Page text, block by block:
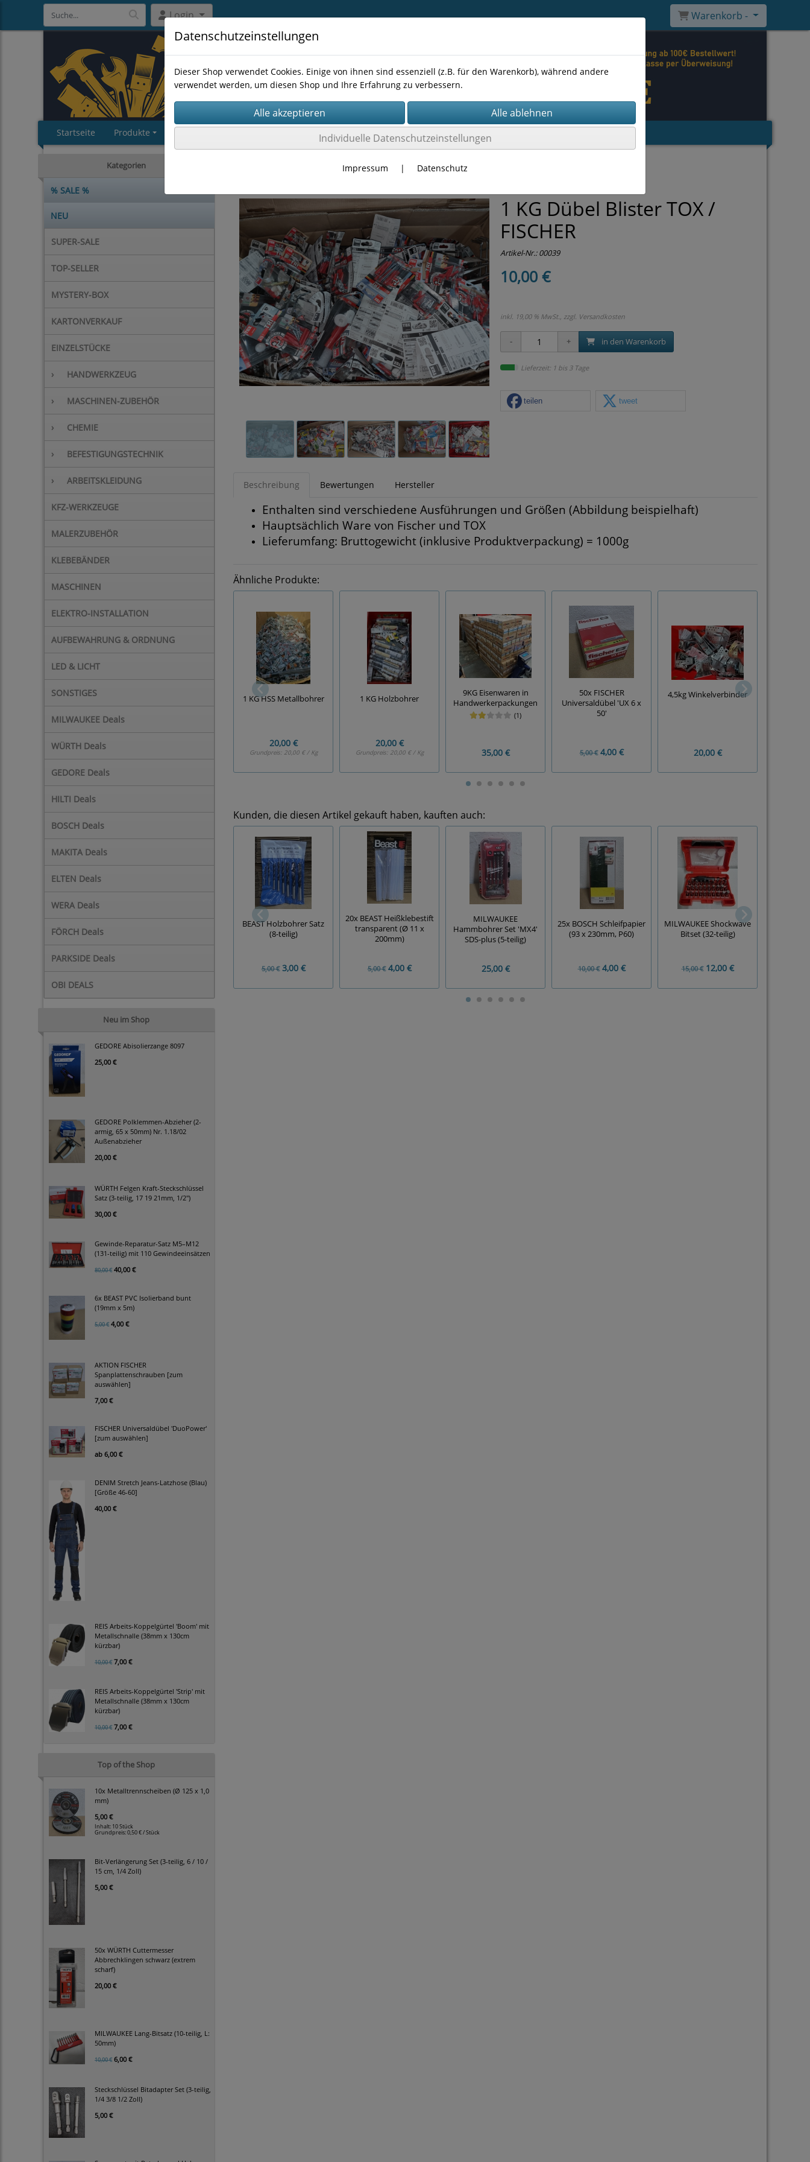
Login Warenkorb -
Startseite Produkte
Kategorien
% SALE %
NEU
SUPER-SALE
TOP-SELLER
MYSTERY-BOX
KARTONVERKAUF
EINZELSTÜCKE
› HANDWERKZEUG
› MASCHINEN-ZUBEHÖR
› CHEMIE
› BEFESTIGUNGSTECHNIK
› ARBEITSKLEIDUNG
KFZ-WERKZEUGE
MALERZUBEHÖR
KLEBEBÄNDER
MASCHINEN
ELEKTRO-INSTALLATION
AUFBEWAHRUNG & ORDNUNG
LED & LICHT
SONSTIGES
MILWAUKEE Deals
WÜRTH Deals
GEDORE Deals
HILTI Deals
BOSCH Deals
MAKITA Deals
ELTEN Deals
WERA Deals
FÖRCH Deals
PARKSIDE Deals
OBI DEALS
Neu im Shop
GEDORE Abisolierzange 8097
25,00 €
GEDORE Polklemmen-Abzieher (2-
armig, 65 x 50mm) Nr. 1.18/02
Außenabzieher
20,00 €
WÜRTH Felgen Kraft-Steckschlüssel
Satz (3-teilig, 17 19 21mm, 1/2")
30,00 €
Gewinde-Reparatur-Satz M5–M12
(131-teilig) mit 110 Gewindeeinsätzen
80,00 € 40,00 €
6x BEAST PVC Isolierband bunt
(19mm x 5m)
5,00 € 4,00 €
AKTION FISCHER
Spanplattenschrauben [zum
auswählen]
7,00 €
FISCHER Universaldübel 'DuoPower'
[zum auswählen]
ab 6,00 €
DENIM Stretch Jeans-Latzhose (Blau)
[Größe 46-60]
40,00 €
REIS Arbeits-Koppelgürtel 'Boom' mit
Metallschnalle (38mm x 130cm
kürzbar)
10,00 € 7,00 €
REIS Arbeits-Koppelgürtel 'Strip' mit
Metallschnalle (38mm x 130cm
kürzbar)
10,00 € 7,00 €
Top of the Shop
10x Metalltrennscheiben (Ø 125 x 1,0
mm)
5,00 €
Inhalt: 10 Stück
Grundpreis:0,50 € / Stück
Bit-Verlängerung Set (3-teilig, 6 / 10 /
15 cm, 1/4 Zoll)
5,00 €
50x WÜRTH Cuttermesser
Abbrechklingen schwarz (extrem
scharf)
20,00 €
MILWAUKEE Lang-Bitsatz (10-teilig, L:
50mm)
10,00 € 6,00 €
Steckschlüssel Bitadapter Set (3-teilig,
1/4 3/8 1/2 Zoll)
5,00 €
1 KG Dübel Blister TOX /
FISCHER
Artikel-Nr.:00039
10,00 €
inkl. 19,00 % MwSt., zzgl. Versandkosten
in den Warenkorb
Lieferzeit: 1 bis 3 Tage
teilen tweet
Beschreibung Bewertungen Hersteller
Enthalten sind verschiedene Ausführungen und Größen (Abbildung beispielhaft)
Hauptsächlich Ware von Fischer und TOX
Lieferumfang: Bruttogewicht (inklusive Produktverpackung) = 1000g
Ähnliche Produkte:
1 KG HSS Metallbohrer
20,00 €
Grundpreis: 20,00 € / Kg
1 KG Holzbohrer
20,00 €
Grundpreis: 20,00 € / Kg
9KG Eisenwaren in
Handwerkerpackungen
(1)
35,00 €
50x FISCHER
Universaldübel 'UX 6 x
50'
5,00 €4,00 €
4,5kg Winkelverbinder
20,00 €
Kunden, die diesen Artikel gekauft haben, kauften auch:
BEAST Holzbohrer Satz
(8-teilig)
5,00 €3,00 €
20x BEAST Heißklebestift
transparent (Ø 11 x
200mm)
5,00 €4,00 €
MILWAUKEE
Hammbohrer Set 'MX4'
SDS-plus (5-teilig)
25,00 €
25x BOSCH Schleifpapier
(93 x 230mm, P60)
10,00 €4,00 €
MILWAUKEE Shockwave
Bitset (32-teilig)
15,00 €12,00 €
Datenschutzeinstellungen
Dieser Shop verwendet Cookies. Einige von ihnen sind essenziell (z.B. für den Warenkorb), während andere
verwendet werden, um diesen Shop und Ihre Erfahrung zu verbessern.
Individuelle Datenschutzeinstellungen
Impressum | Datenschutz